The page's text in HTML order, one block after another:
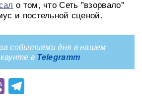
о том, что Сеть "взорвало"
и постельной сценой.
событиями дня в нашем
в Telegramm
Viber